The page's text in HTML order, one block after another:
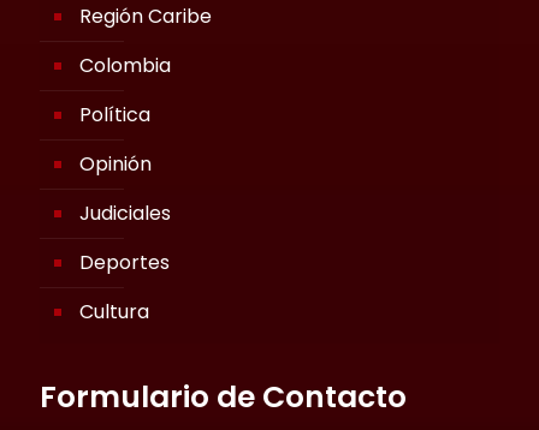
Región Caribe
Colombia
Política
Opinión
Judiciales
Deportes
Cultura
Formulario de Contacto